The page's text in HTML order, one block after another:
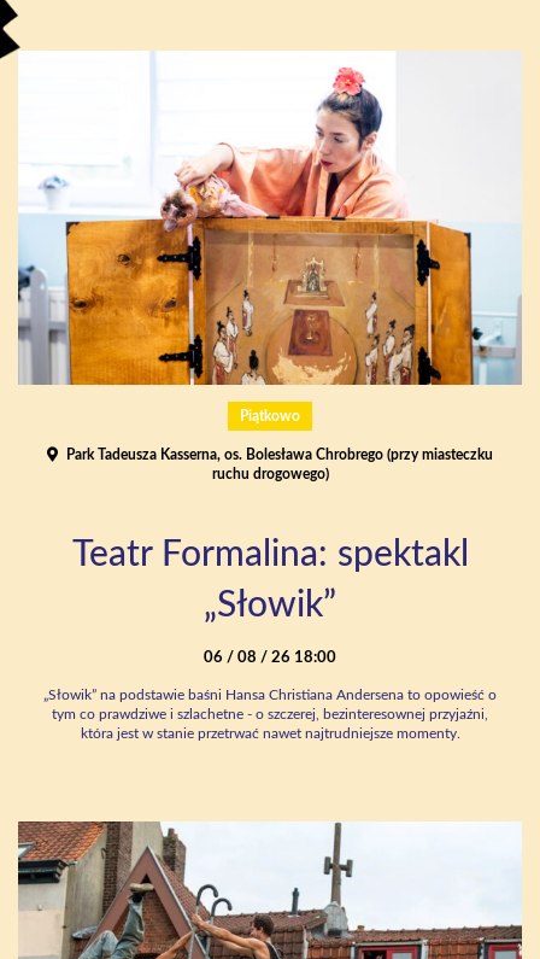
Piątkowo
Park Tadeusza Kasserna, os. Bolesława Chrobrego (przy miasteczku
ruchu drogowego)
Teatr Formalina: spektakl
„Słowik”
06 / 08 / 26 18:00
„Słowik” na podstawie baśni Hansa Christiana Andersena to opowieść o
tym co prawdziwe i szlachetne - o szczerej, bezinteresownej przyjaźni,
która jest w stanie przetrwać nawet najtrudniejsze momenty.